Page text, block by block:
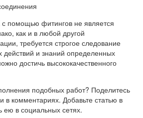
помощью фитингов не является
как и в любой другой
требуется строгое следование
и знаний определенных
достичь высококачественного
подобных работ? Поделитесь
в комментариях. Добавьте статью в
ею в социальных сетях.